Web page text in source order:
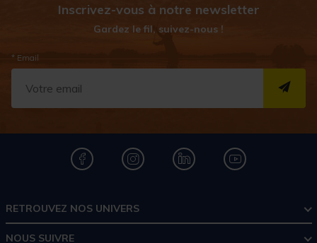
Inscrivez-vous à notre newsletter
Gardez le fil, suivez-nous !
* Email
RETROUVEZ NOS UNIVERS
NOUS SUIVRE